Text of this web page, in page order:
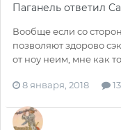
Паганель ответил
Вообще если со
позволяют здорово
от ноу неим, мне как
8 января, 2018